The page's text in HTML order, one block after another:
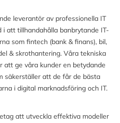
leverantör av professionella IT
att tillhandahålla banbrytande IT-
som fintech (bank & finans), bil,
& skrothantering. Våra tekniska
att ge våra kunder en betydande
säkerställer att de får de bästa
i digital marknadsföring och IT.
att utveckla effektiva modeller